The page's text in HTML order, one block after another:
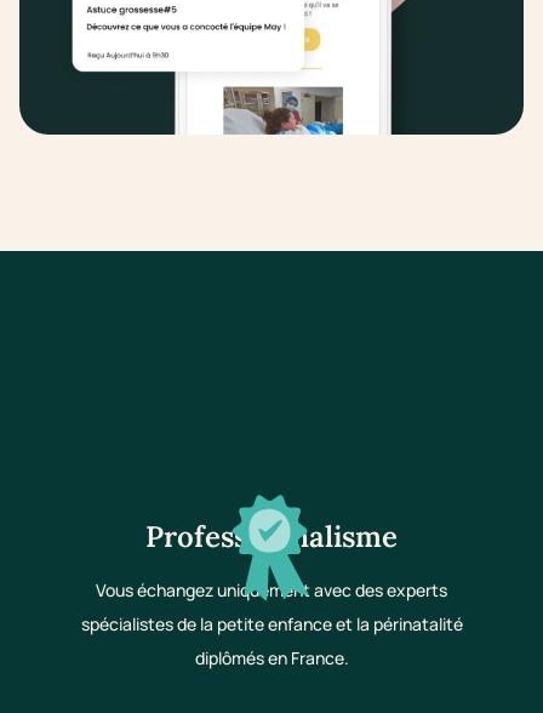
Professionnalisme
Vous échangez uniquement avec des experts
spécialistes de la petite enfance et la périnatalité
diplômés en France.